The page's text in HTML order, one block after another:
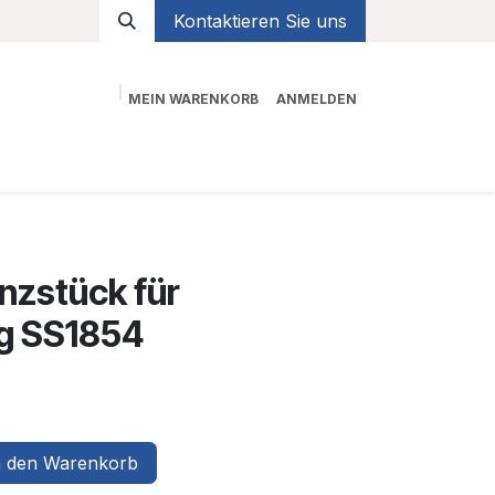
Kontaktieren Sie uns
MEIN WARENKORB ANMELDEN
für
SS1854
den Warenkorb